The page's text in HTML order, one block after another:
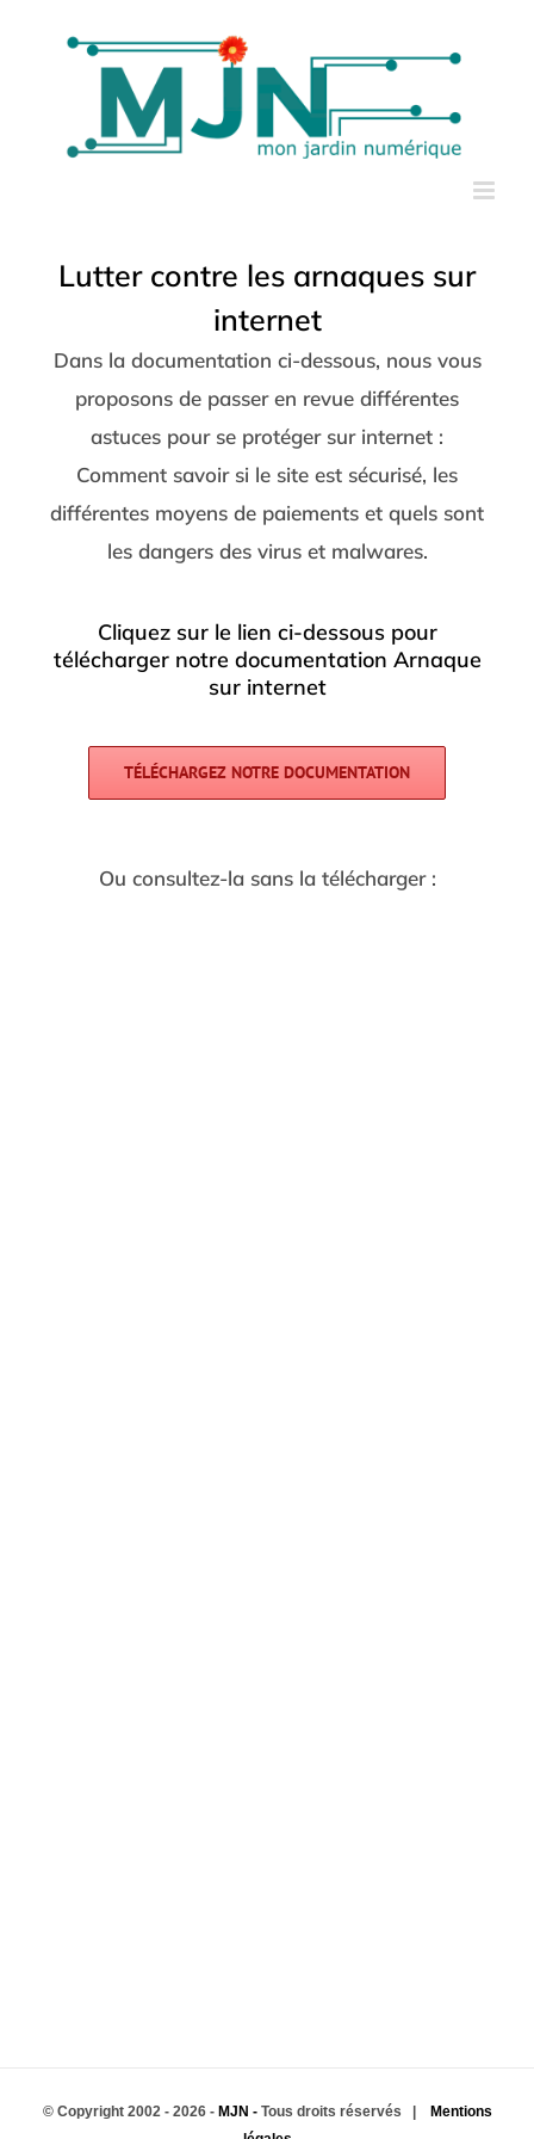
Lutter contre les arnaques sur
internet
Dans la documentation ci-dessous, nous vous
proposons de passer en revue différentes
astuces pour se protéger sur internet :
Comment savoir si le site est sécurisé, les
différentes moyens de paiements et quels sont
les dangers des virus et malwares.
Cliquez sur le lien ci-dessous pour
télécharger notre documentation Arnaque
sur internet
TÉLÉCHARGEZ NOTRE DOCUMENTATION
Ou consultez-la sans la télécharger :
© Copyright 2002 - 2026 - MJN -Tous droits réservés |
Mentions